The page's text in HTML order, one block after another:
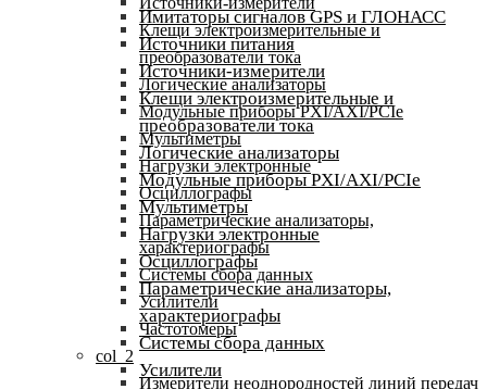
Клещи электроизмерительные и
преобразователи тока
Логические анализаторы
Модульные приборы PXI/AXI/PCIe
Мультиметры
Нагрузки электронные
Осциллографы
Параметрические анализаторы,
характериографы
Системы сбора данных
Усилители
Частотомеры
col_2
Измерители неоднородностей линий передач
Имитаторы сигналов GPS и ГЛОНАСС
Источники питания
Источники-измерители
Клещи электроизмерительные и
преобразователи тока
Логические анализаторы
Модульные приборы PXI/AXI/PCIe
Мультиметры
Нагрузки электронные
Осциллографы
Параметрические анализаторы,
характериографы
Системы сбора данных
Усилители